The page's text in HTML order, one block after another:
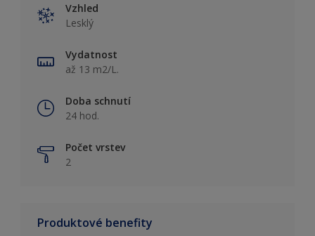
Vzhled
Lesklý
Vydatnost
až 13 m2/L.
Doba schnutí
24 hod.
Počet vrstev
2
Produktové benefity